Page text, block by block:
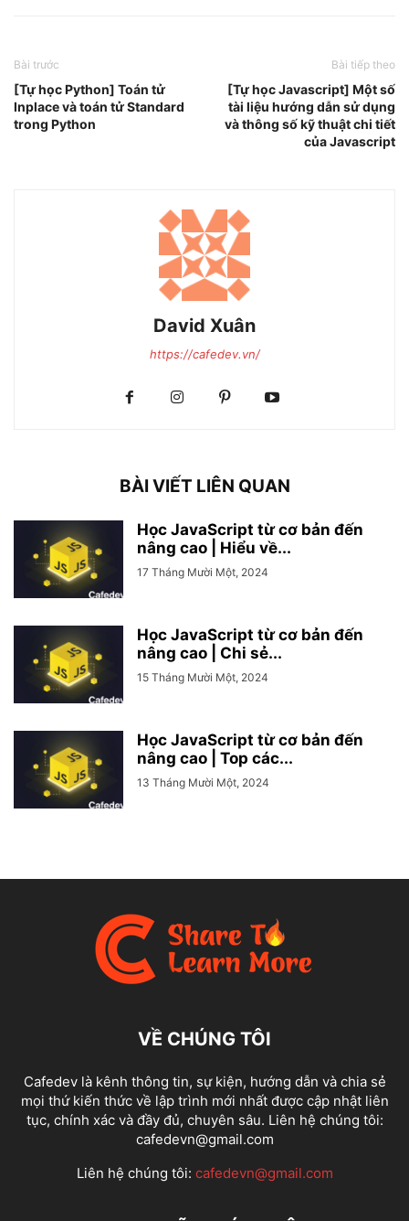
Bài trước
[Tự học Python] Toán tử
Inplace và toán tử Standard
trong Python
Bài tiếp theo
[Tự học Javascript] Một số
tài liệu hướng dẫn sử dụng
và thông số kỹ thuật chi tiết
của Javascript
David Xuân
https://cafedev.vn/
BÀI VIẾT LIÊN QUAN
Học JavaScript từ cơ bản đến
nâng cao | Hiểu về...
17 Tháng Mười Một, 2024
Học JavaScript từ cơ bản đến
nâng cao | Chi sẻ...
15 Tháng Mười Một, 2024
Học JavaScript từ cơ bản đến
nâng cao | Top các...
13 Tháng Mười Một, 2024
VỀ CHÚNG TÔI
Cafedev là kênh thông tin, sự kiện, hướng dẫn và chia sẻ
mọi thứ kiến thức về lập trình mới nhất được cập nhật liên
tục, chính xác và đầy đủ, chuyên sâu. Liên hệ chúng tôi:
cafedevn@gmail.com
Liên hệ chúng tôi: cafedevn@gmail.com